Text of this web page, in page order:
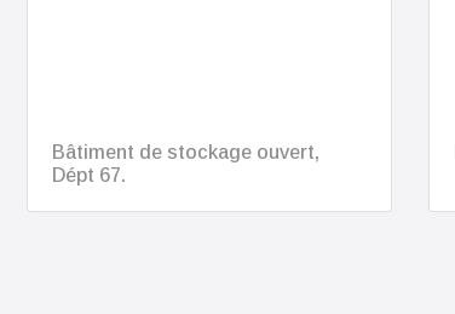
Bâtiment de stockage ouvert,
Dépt 67.